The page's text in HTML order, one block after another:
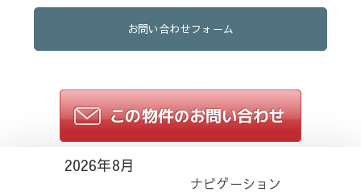
お問い合わせフォーム
2026年8月
ナビゲーション